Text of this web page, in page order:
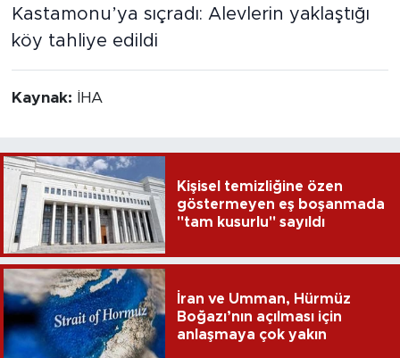
Kaynak: İHA
Kişisel temizliğine özen
göstermeyen eş boşanmada
"tam kusurlu" sayıldı
İran ve Umman, Hürmüz
Boğazı’nın açılması için
anlaşmaya çok yakın